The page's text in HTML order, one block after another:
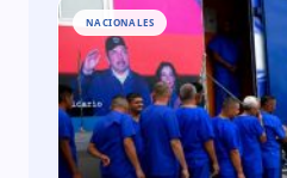
NACIONALES